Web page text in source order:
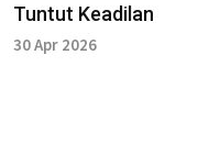
Tuntut Keadilan
30 Apr 2026